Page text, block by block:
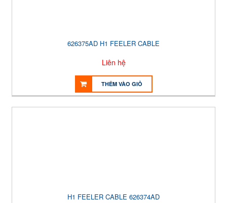
626375AD H1 FEELER CABLE
Liên hệ
THÊM VÀO GIỎ
H1 FEELER CABLE 626374AD